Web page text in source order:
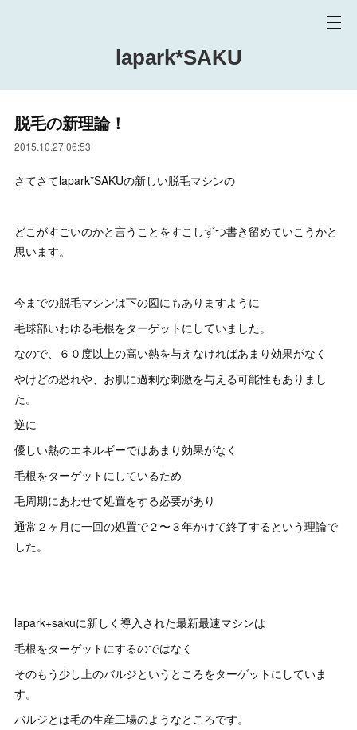
lapark*SAKU
脱毛の新理論！
2015.10.27 06:53
さてさてlapark*SAKUの新しい脱毛マシンの
どこがすごいのかと言うことをすこしずつ書き留めていこうかと
思います。
今までの脱毛マシンは下の図にもありますように
毛球部いわゆる毛根をターゲットにしていました。
なので、６０度以上の高い熱を与えなければあまり効果がなく
やけどの恐れや、お肌に過剰な刺激を与える可能性もありまし
た。
逆に
優しい熱のエネルギーではあまり効果がなく
毛根をターゲットにしているため
毛周期にあわせて処置をする必要があり
通常２ヶ月に一回の処置で２〜３年かけて終了するという理論で
した。
lapark+sakuに新しく導入された最新最速マシンは
毛根をターゲットにするのではなく
そのもう少し上のバルジというところをターゲットにしていま
す。
バルジとは毛の生産工場のようなところです。